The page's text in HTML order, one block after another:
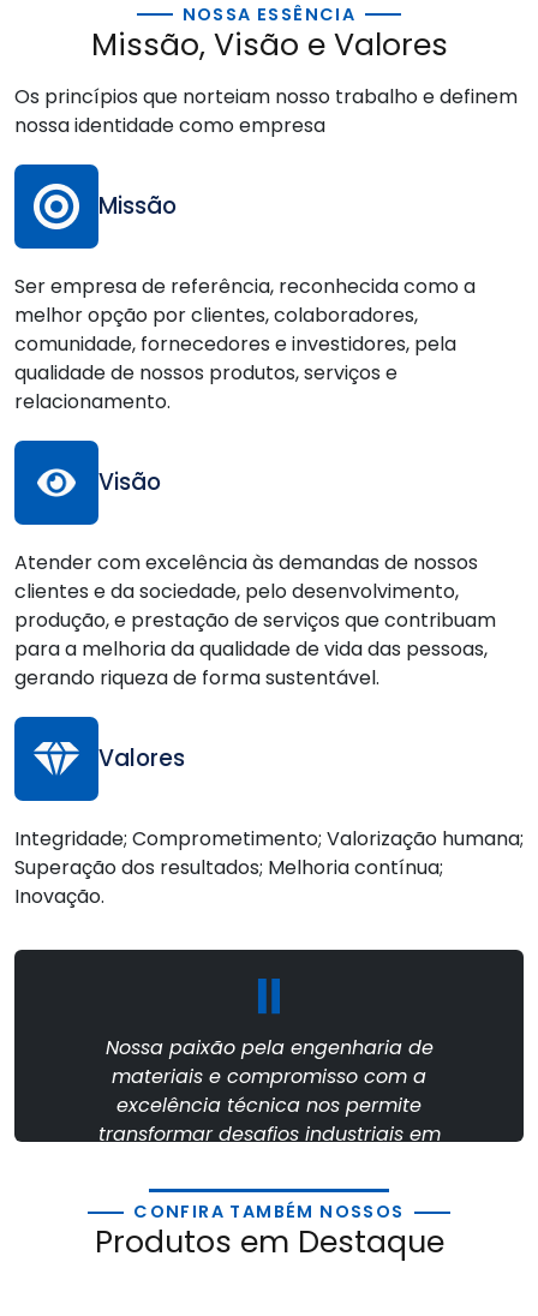
NOSSA ESSÊNCIA
Missão, Visão e Valores
Os princípios que norteiam nosso trabalho e definem
nossa identidade como empresa
Missão
Ser empresa de referência, reconhecida como a
melhor opção por clientes, colaboradores,
comunidade, fornecedores e investidores, pela
qualidade de nossos produtos, serviços e
relacionamento.
Visão
Atender com excelência às demandas de nossos
clientes e da sociedade, pelo desenvolvimento,
produção, e prestação de serviços que contribuam
para a melhoria da qualidade de vida das pessoas,
gerando riqueza de forma sustentável.
Valores
Integridade; Comprometimento; Valorização humana;
Superação dos resultados; Melhoria contínua;
Inovação.
Nossa paixão pela engenharia de
materiais e compromisso com a
excelência técnica nos permite
transformar desafios industriais em
CONFIRA TAMBÉM NOSSOS
Produtos em Destaque